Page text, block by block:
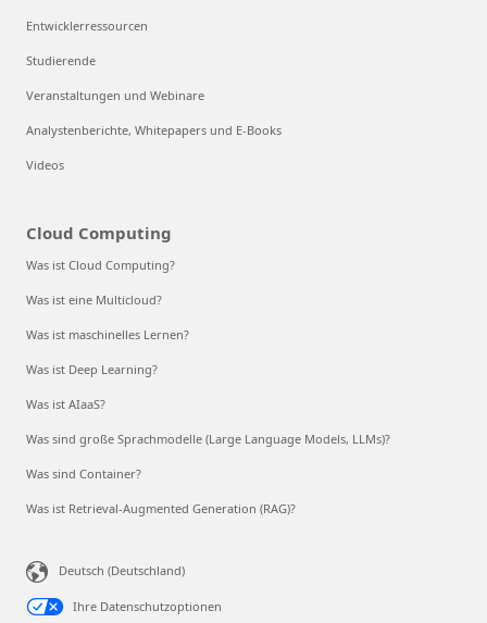
Entwicklerressourcen
Studierende
Veranstaltungen und Webinare
Analystenberichte, Whitepapers und E-Books
Videos
Cloud Computing
Was ist Cloud Computing?
Was ist eine Multicloud?
Was ist maschinelles Lernen?
Was ist Deep Learning?
Was ist AIaaS?
Was sind große Sprachmodelle (Large Language Models, LLMs)?
Was sind Container?
Was ist Retrieval-Augmented Generation (RAG)?
Deutsch (Deutschland)
Ihre Datenschutzoptionen